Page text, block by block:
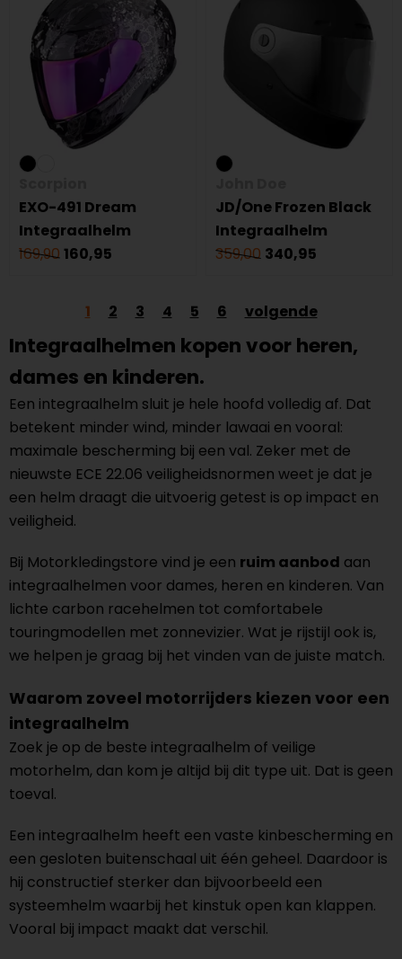
EXO-491 Dream
Integraalhelm
169,90 160,95
JD/One Frozen Black
Integraalhelm
359,00 340,95
1 2 3 4 5 6 volgende
Integraalhelmen kopen voor heren,
dames en kinderen.
Een integraalhelm sluit je hele hoofd volledig af. Dat
betekent minder wind, minder lawaai en vooral:
maximale bescherming bij een val. Zeker met de
nieuwste ECE 22.06 veiligheidsnormen weet je dat je
een helm draagt die uitvoerig getest is op impact en
veiligheid.
Bij Motorkledingstore vind je een ruim aanbod aan
integraalhelmen voor dames, heren en kinderen. Van
lichte carbon racehelmen tot comfortabele
touringmodellen met zonnevizier. Wat je rijstijl ook is,
we helpen je graag bij het vinden van de juiste match.
Waarom zoveel motorrijders kiezen voor een
integraalhelm
Zoek je op de beste integraalhelm of veilige
motorhelm, dan kom je altijd bij dit type uit. Dat is geen
toeval.
Een integraalhelm heeft een vaste kinbescherming en
een gesloten buitenschaal uit één geheel. Daardoor is
hij constructief sterker dan bijvoorbeeld een
systeemhelm waarbij het kinstuk open kan klappen.
Vooral bij impact maakt dat verschil.